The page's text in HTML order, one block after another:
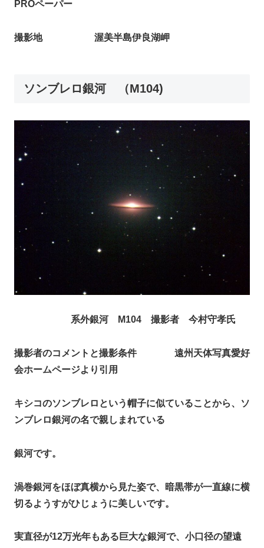
PROペーパー
撮影地 渥美半島伊良湖岬
ソンブレロ銀河 （M104)
系外銀河 M104 撮影者 今村守孝氏
撮影者のコメントと撮影条件
遠州天体写真愛好
会ホームページより引用
キシコのソンブレロという帽子に似ていることから、ソ
ンブレロ銀河の名で親しまれている
銀河です。
渦巻銀河をほぼ真横から見た姿で、暗黒帯が一直線に横
切るようすがひじょうに美しいです。
実直径が12万光年もある巨大な銀河で、小口径の望遠